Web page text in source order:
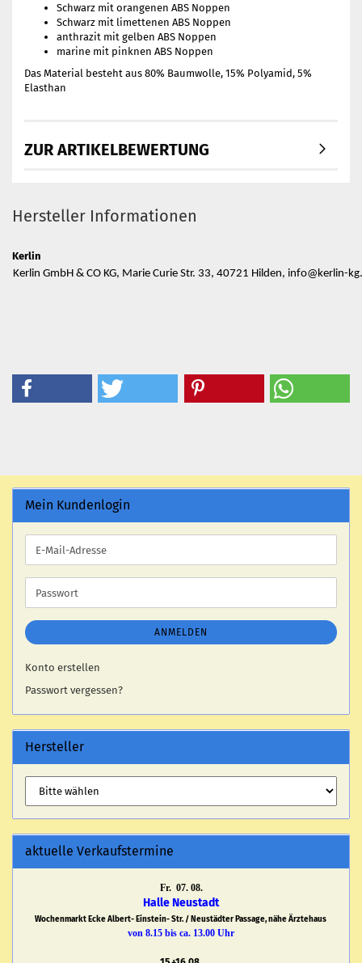
Schwarz mit orangenen ABS Noppen
Schwarz mit limettenen ABS Noppen
anthrazit mit gelben ABS Noppen
marine mit pinknen ABS Noppen
Das Material besteht aus 80% Baumwolle, 15% Polyamid, 5%
Elasthan
ZUR ARTIKELBEWERTUNG
Hersteller Informationen
Kerlin
Kerlin GmbH & CO KG, Marie Curie Str. 33, 40721 Hilden, info@kerlin-
Mein Kundenlogin
E-
Mail-
Adresse
Passwort
ANMELDEN
Konto erstellen
Passwort vergessen?
Hersteller
aktuelle Verkaufstermine
Fr. 07. 08.
Halle Neustadt
Wochenmarkt Ecke Albert- Einstein- Str. / Neustädter Passage, nähe Ärztehaus
von 8.15 bis ca. 13.00 Uhr